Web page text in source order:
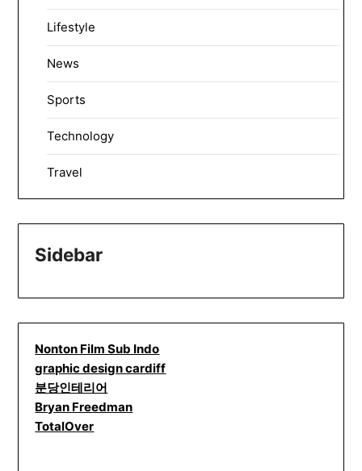
Lifestyle
News
Sports
Technology
Travel
Sidebar
Nonton Film Sub Indo
graphic design cardiff
분당인테리어
Bryan Freedman
TotalOver